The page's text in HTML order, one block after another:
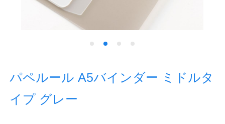
工場フォトツアー
アンケート
企業情報
パペルール A5バインダー ミドルタ
イプ グレー